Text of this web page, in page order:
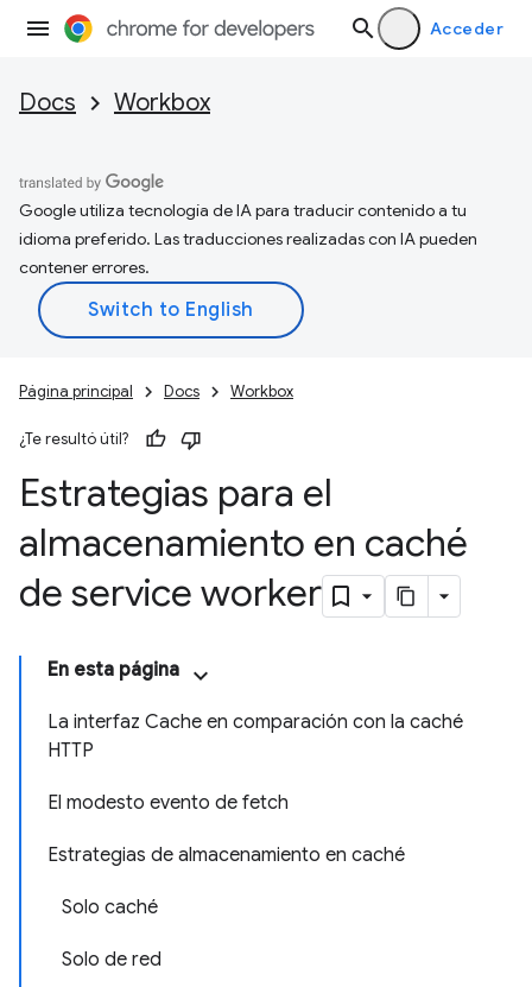
Acceder
Docs Workbox
Google utiliza tecnología de IA para traducir contenido a tu
idioma preferido. Las traducciones realizadas con IA pueden
contener errores.
Página principal Docs Workbox
¿Te resultó útil?
Estrategias para el
almacenamiento en caché
de service worker
En esta página
La interfaz Cache en comparación con la caché
HTTP
El modesto evento de fetch
Estrategias de almacenamiento en caché
Solo caché
Solo de red